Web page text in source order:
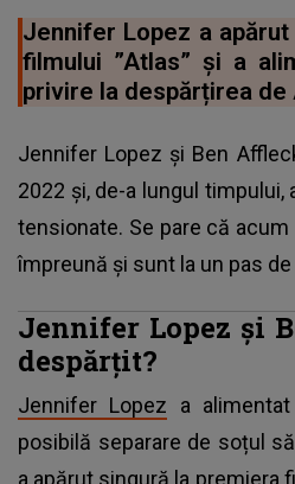
Jennifer Lopez a
filmului ”Atlas” și a
privire la despărțirea de
Jennifer Lopez și Ben
2022 și, de-a lungul
tensionate. Se pare că
împreună și sunt la un pas
Jennifer Lopez și
despărțit?
Jennifer Lopez a
posibilă separare de soțul
a apărut singură la premiera